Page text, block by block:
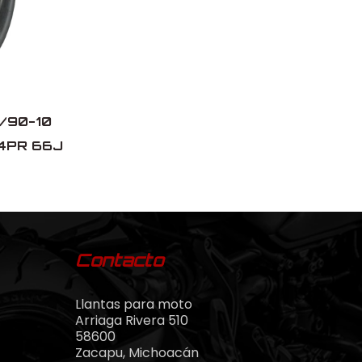
90-10
66J
Contacto
Llantas para moto
Arriaga Rivera 510
58600
Zacapu, Michoacán